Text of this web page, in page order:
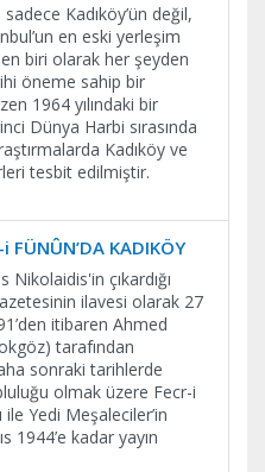
Kadıköy’ün değil,
en eski yerleşim
biri olarak her şeyden
öneme sahip bir
1964 yılındaki bir
Dünya Harbi sırasında
Kadıköy ve
tesbit edilmiştir.
i FÜNÛN’DA KADIKÖY
Nikolaidis'in çıkardığı
ilavesi olarak 27
itibaren Ahmed
tarafından
sonraki tarihlerde
olmak üzere Fecr-i
Yedi Meşaleciler’in
1944’e kadar yayın